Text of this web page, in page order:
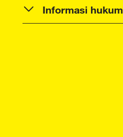
Informasi hukum